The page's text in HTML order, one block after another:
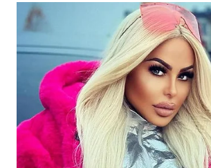
WN
BOGOR
WN
DEPOK
WN
TAPANULI
UTARA